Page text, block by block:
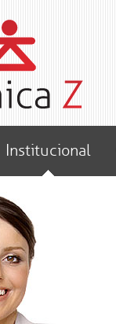
Institucional